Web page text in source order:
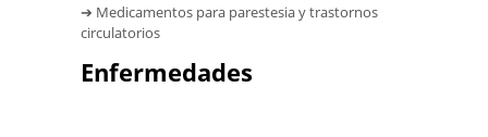
➔ Medicamentos para parestesia y trastornos
circulatorios
Enfermedades